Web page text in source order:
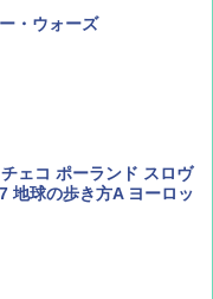
野道夫 夢見る旅
ン）2026年9月号【特
周年を祝して！
・ウォーズ
ェコ ポーランド スロヴ
地球の歩き方A ヨーロッ